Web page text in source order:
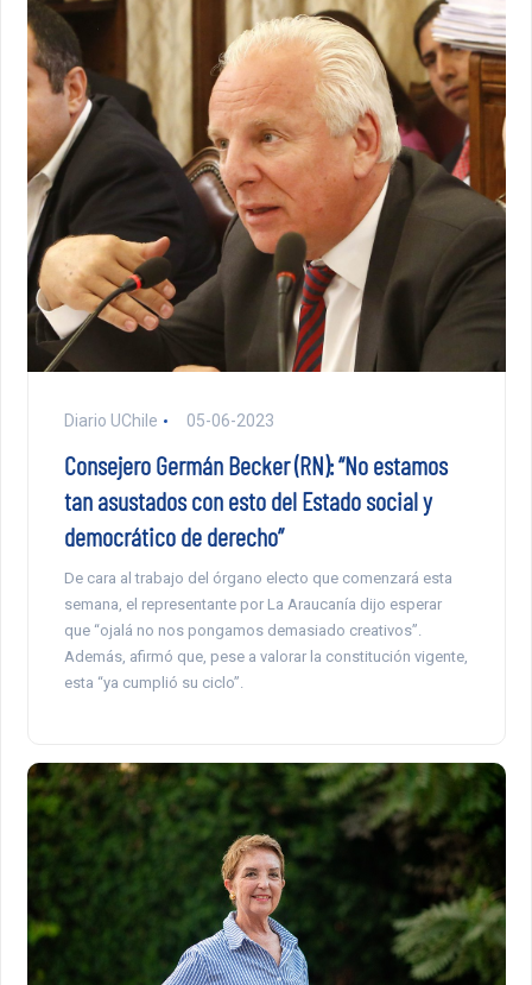
Diario UChile 05-06-2023
Consejero Germán Becker (RN): “No estamos
tan asustados con esto del Estado social y
democrático de derecho”
De cara al trabajo del órgano electo que comenzará esta
semana, el representante por La Araucanía dijo esperar
que “ojalá no nos pongamos demasiado creativos”.
Además, afirmó que, pese a valorar la constitución vigente,
esta “ya cumplió su ciclo”.